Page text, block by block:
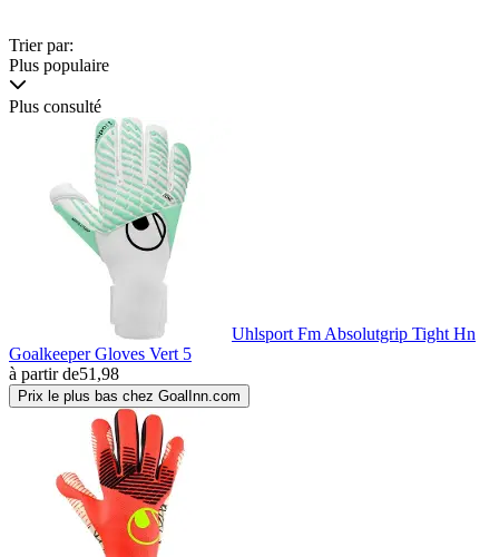
Trier par:
Plus populaire
Plus consulté
Uhlsport Fm Absolutgrip Tight Hn
Goalkeeper Gloves Vert 5
à partir de51,98
Prix le plus bas chez GoalInn.com